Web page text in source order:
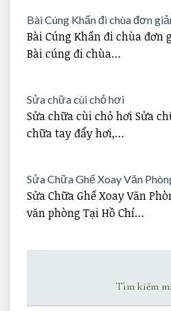
Bài Cúng Khấn đi chùa đơn
Bài Cúng Khấn đi chùa đơn
Bài cúng đi chùa…
Sửa chữa cùi chỏ hơi
Sửa chữa cùi chỏ hơi Sửa
chữa tay đẩy hơi,…
Sửa Chữa Ghế Xoay Văn
Sửa Chữa Ghế Xoay Văn
văn phòng Tại Hồ Chí…
Tìm kiếm